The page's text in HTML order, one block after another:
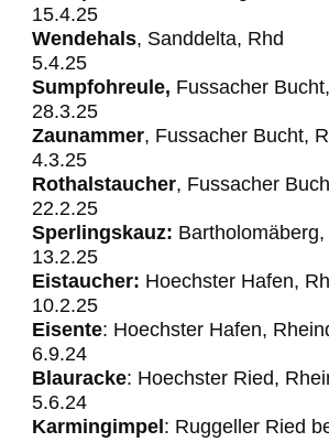
15.4.25
Wendehals, Sanddelta, Rhd
5.4.25
Sumpfohreule, Fussacher
28.3.25
Zaunammer, Fussacher Bucht,
4.3.25
Rothalstaucher, Fussacher
22.2.25
Sperlingskauz: Bartholomäberg,
13.2.25
Eistaucher: Hoechster Hafen,
10.2.25
Eisente: Hoechster Hafen,
6.9.24
Blauracke: Hoechster Ried,
5.6.24
Karmingimpel: Ruggeller Ried